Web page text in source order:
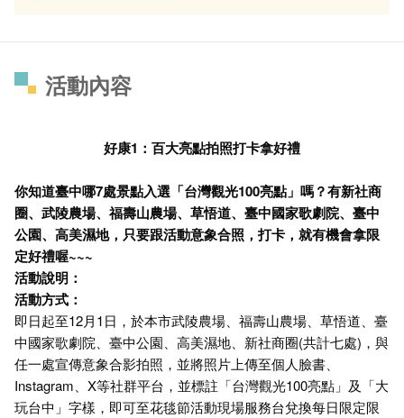
活動內容
好康1：百大亮點拍照打卡拿好禮
你知道臺中哪7處景點入選「台灣觀光100亮點」嗎？有新社商
圈、武陵農場、福壽山農場、草悟道、臺中國家歌劇院、臺中
公園、高美濕地，只要跟活動意象合照，打卡，就有機會拿限
定好禮喔~~~
活動說明：
活動方式：
即日起至12月1日，於本市武陵農場、福壽山農場、草悟道、臺
中國家歌劇院、臺中公園、高美濕地、新社商圈(共計七處)，與
任一處宣傳意象合影拍照，並將照片上傳至個人臉書、
Instagram、X等社群平台，並標註「台灣觀光100亮點」及「大
玩台中」字樣，即可至花毯節活動現場服務台兌換每日限定限